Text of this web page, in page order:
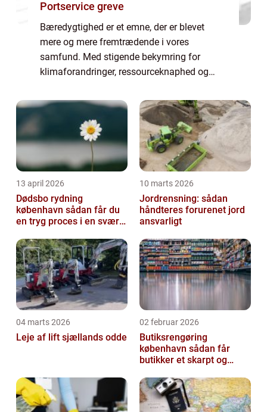
Portservice greve
Bæredygtighed er et emne, der er blevet
mere og mere fremtrædende i vores
samfund. Med stigende bekymring for
klimaforandringer, ressourceknaphed og
nogensinde før at forstå og handle i
overensstemmelse med ...
13 april 2026
Dødsbo rydning
københavn sådan får du
en tryg proces i en svær
10 marts 2026
Jordrensning: sådan
håndteres forurenet jord
ansvarligt
04 marts 2026
Leje af lift sjællands odde
02 februar 2026
Butiksrengøring
københavn sådan får
butikker et skarpt og